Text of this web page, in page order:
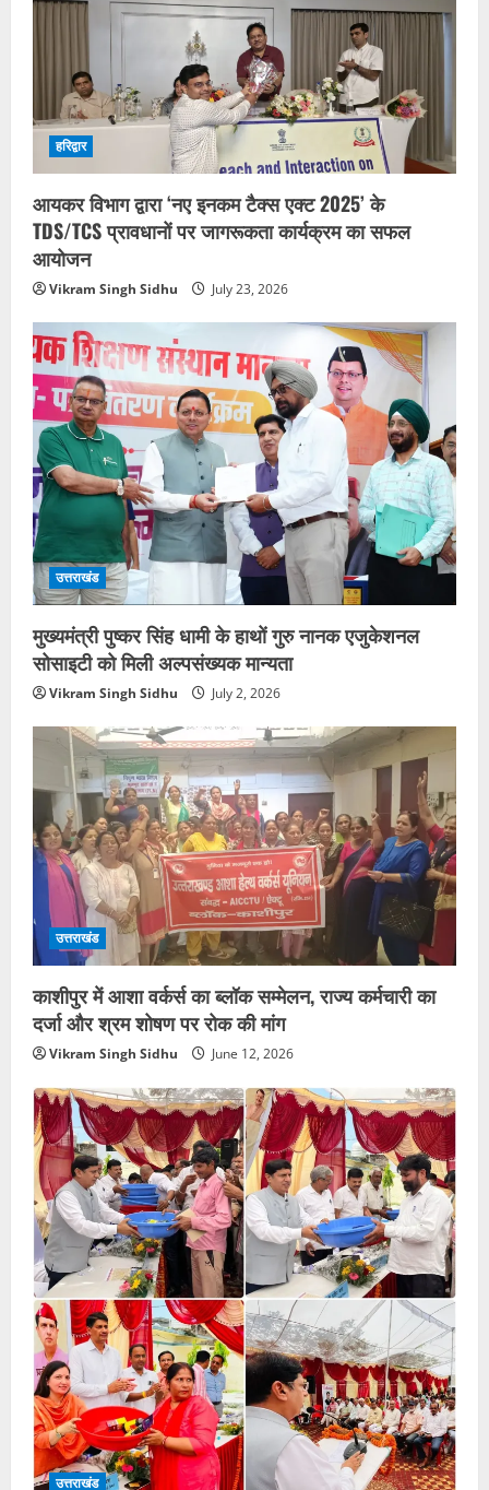
हरिद्वार
आयकर विभाग द्वारा ‘नए इनकम टैक्स एक्ट 2025’ के
TDS/TCS प्रावधानों पर जागरूकता कार्यक्रम का सफल
आयोजन
Vikram Singh Sidhu July 23, 2026
उत्तराखंड
मुख्यमंत्री पुष्कर सिंह धामी के हाथों गुरु नानक एजुकेशनल
सोसाइटी को मिली अल्पसंख्यक मान्यता
Vikram Singh Sidhu July 2, 2026
उत्तराखंड
काशीपुर में आशा वर्कर्स का ब्लॉक सम्मेलन, राज्य कर्मचारी का
दर्जा और श्रम शोषण पर रोक की मांग
Vikram Singh Sidhu June 12, 2026
उत्तराखंड